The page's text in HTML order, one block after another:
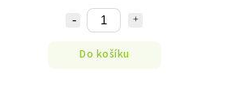
Do košíku